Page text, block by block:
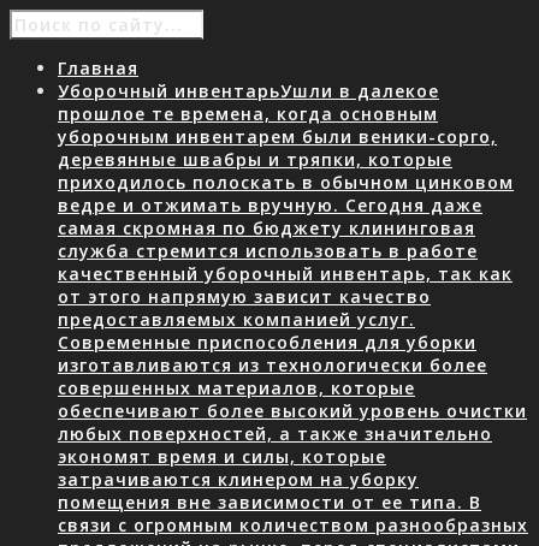
Главная
Уборочный инвентарьУшли в далекое
прошлое те времена, когда основным
уборочным инвентарем были веники-сорго,
деревянные швабры и тряпки, которые
приходилось полоскать в обычном цинковом
ведре и отжимать вручную. Сегодня даже
самая скромная по бюджету клининговая
служба стремится использовать в работе
качественный уборочный инвентарь, так как
от этого напрямую зависит качество
предоставляемых компанией услуг.
Современные приспособления для уборки
изготавливаются из технологически более
совершенных материалов, которые
обеспечивают более высокий уровень очистки
любых поверхностей, а также значительно
экономят время и силы, которые
затрачиваются клинером на уборку
помещения вне зависимости от ее типа. В
связи с огромным количеством разнообразных